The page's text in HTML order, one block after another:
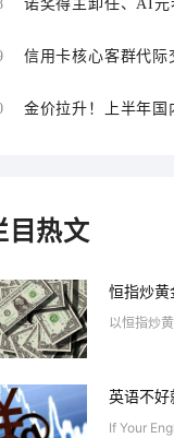
诺奖得主卸任、AI元
信用卡核心客群代
金价拉升！上半年
目热文
恒指炒黄
以恒指炒
英语不好
If Your